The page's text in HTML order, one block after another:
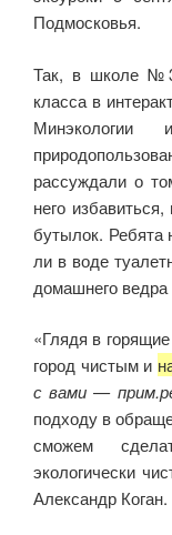
Подмосковья.
Так, в школе №3
класса в
рассуждали о
него
бутылок. Ребята
ли в воде
домашнего ведра
«Глядя в
город чистым и
с вами —
подходу в
сможем
экологически
Александр Коган.